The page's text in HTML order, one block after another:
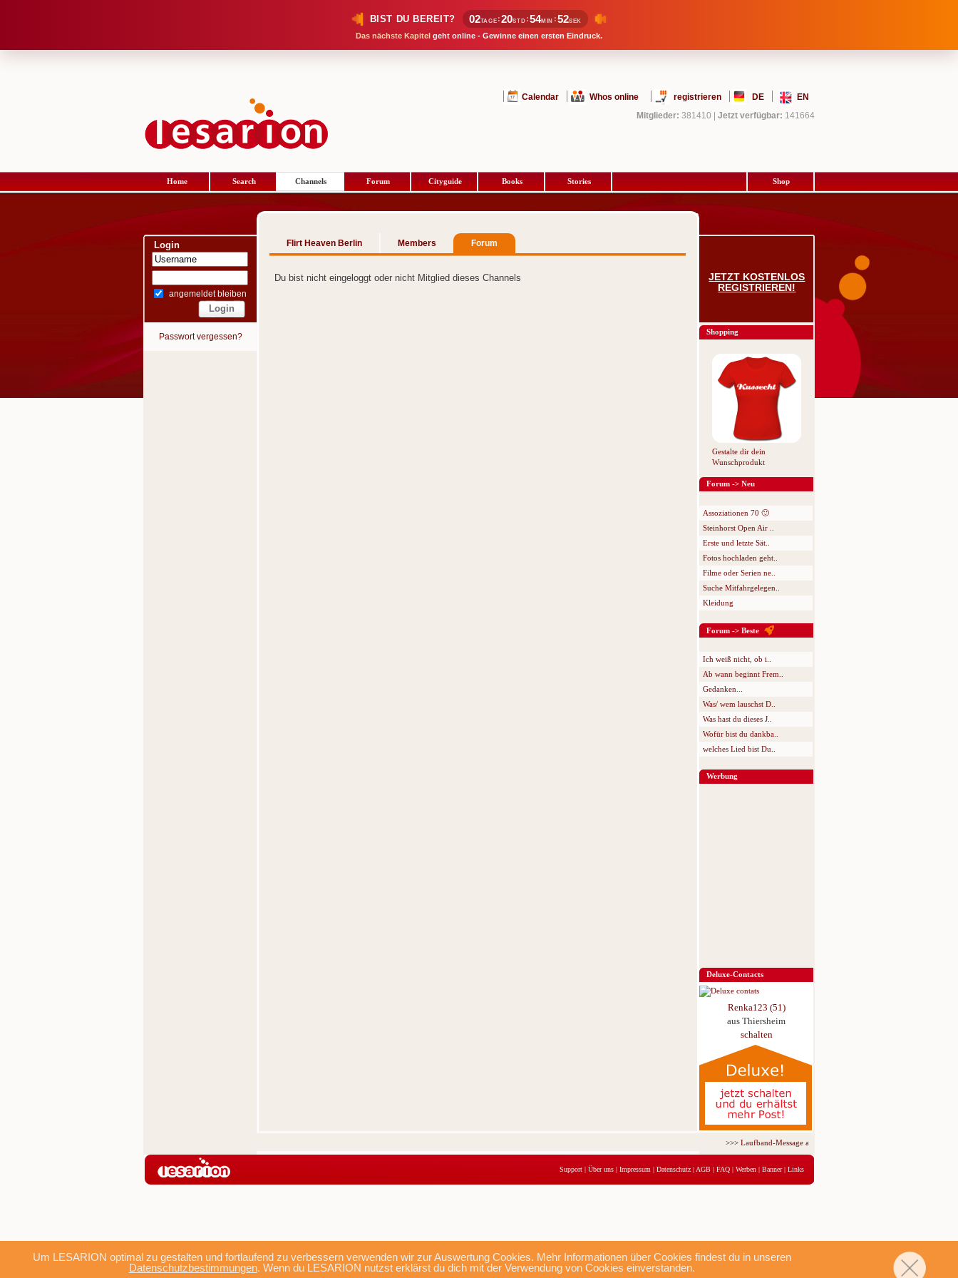
BIST DU BEREIT? 02TAGE :20STD :54MIN :51SEK
Das nächste Kapitel geht online - Gewinne einen ersten Eindruck.
Um LESARION optimal zu gestalten und fortlaufend zu verbessern verwenden wir zur Auswertung Cookies. Mehr Informationen über Cookies findest du in unseren
Datenschutzbestimmungen. Wenn du LESARION nutzst erklärst du dich mit der Verwendung von Cookies einverstanden.
Calendar Whos online registrieren DE
EN
Mitglieder: 381410 Jetzt verfügbar: 141664
Home Search Channels Forum Cityguide Books Stories Shop
Login
angemeldet bleiben
Passwort vergessen?
Flirt Heaven Berlin Members Forum
Du bist nicht eingeloggt oder nicht Mitglied dieses Channels
JETZT KOSTENLOS
REGISTRIEREN!
Shopping
Gestalte dir dein
Wunschprodukt
Forum -> Neu
Assoziationen 70 🙂
Steinhorst Open Air ..
Erste und letzte Sät..
Fotos hochladen geht..
Filme oder Serien ne..
Suche Mitfahrgelegen..
Kleidung
Forum -> Beste
Ich weiß nicht, ob i..
Ab wann beginnt Frem..
Gedanken...
Was/ wem lauschst D..
Was hast du dieses J..
Wofür bist du dankba..
welches Lied bist Du..
Werbung
Deluxe-Contacts
Renka123 (51)
aus Thiersheim
schalten
>>>Laufband-Message ab nur 5,95 € für 3 Tage!
Support | Über uns | Impressum | Datenschutz | AGB | FAQ | Werben | Banner| Links